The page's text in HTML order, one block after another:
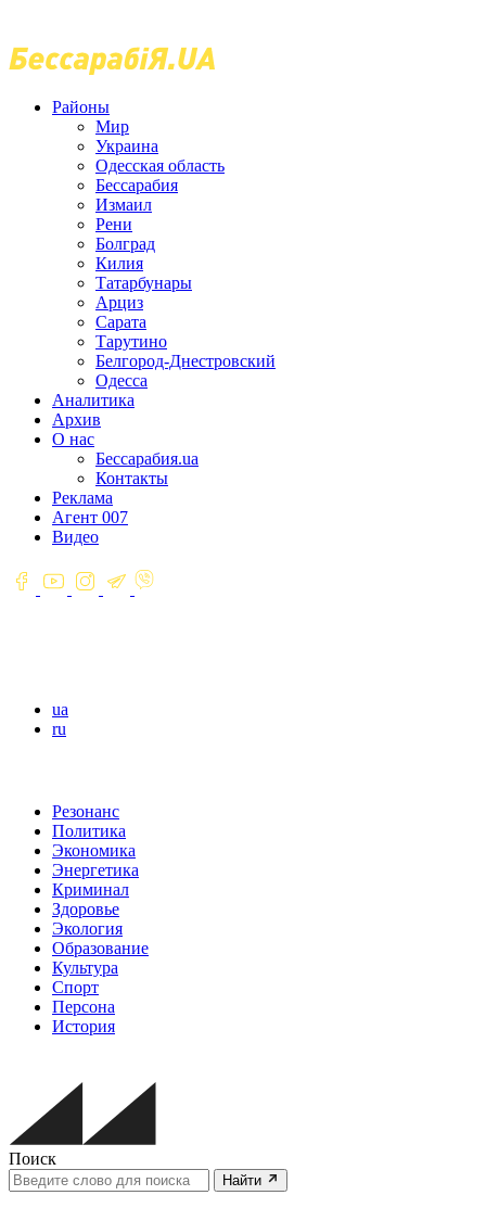
Районы
Мир
Украина
Одесская область
Бессарабия
Измаил
Рени
Болград
Килия
Татарбунары
Арциз
Сарата
Тарутино
Белгород-Днестровский
Одесса
Аналитика
Архив
О нас
Бессарабия.ua
Контакты
Реклама
Агент 007
Видео
ua
ru
Резонанс
Политика
Экономика
Энергетика
Криминал
Здоровье
Экология
Образование
Культура
Спорт
Персона
История
Поиск
Найти